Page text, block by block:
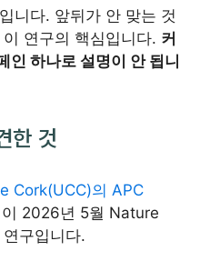
니다. 앞뒤가 안 맞는 것
연구의 핵심입니다. 커
인 하나로 설명이 안 됩니
한 것
Cork(UCC)의 APC
이 2026년 5월 Nature
구입니다.